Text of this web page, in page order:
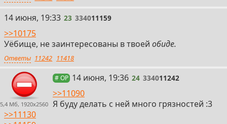
23
14 июня, 19:33 23 334011159
>>10175
Уёбище, не заинтересованы в твоей обиде.
Ответы 11242 11418
5,4 Мб, 1920x2560
# OP 24
14 июня, 19:36 24 334011242
>>11090
Я буду делать с ней много грязностей :3
>>11130